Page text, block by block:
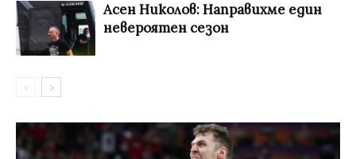
Асен Николов: Направихме един
невероятен сезон